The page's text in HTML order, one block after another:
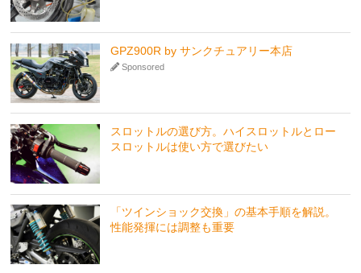
GPZ900R by サンクチュアリー本店
Sponsored
スロットルの選び方。ハイスロットルとロー
スロットルは使い方で選びたい
「ツインショック交換」の基本手順を解説。
性能発揮には調整も重要